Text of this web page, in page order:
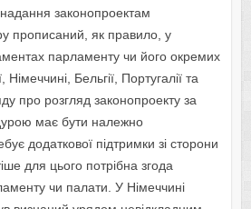
законопроектам
прописаний, як правило, у
парламенту чи його окремих
Бельгії, Португалії та
про розгляд законопроекту за
має бути належно
додаткової підтримки зі сторони
для цього потрібна згода
чи палати. У Німеччині